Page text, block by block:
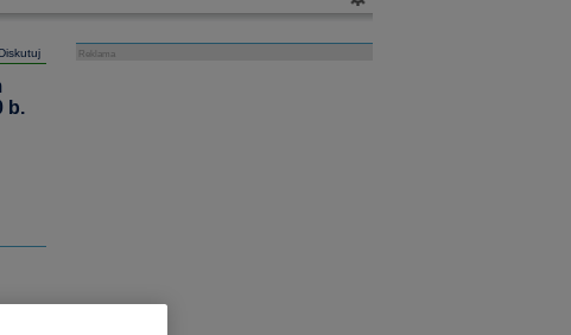
Diskutuj
b.
Reklama